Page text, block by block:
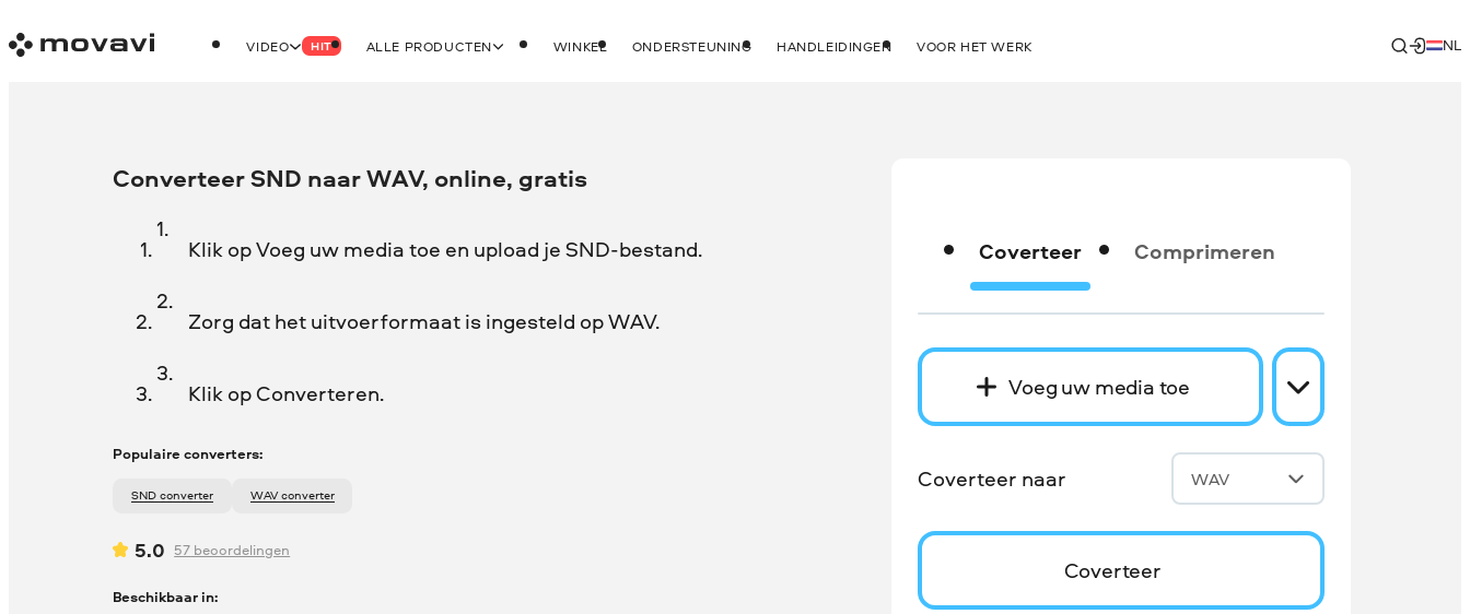
VIDEO HIT ALLE PRODUCTEN WINKEL ONDERSTEUNING HANDLEIDINGEN VOOR HET WERK NL
Converteer SND naar WAV, online, gratis
Klik op Voeg uw media toe en upload je SND-bestand.
Zorg dat het uitvoerformaat is ingesteld op WAV.
Klik op Converteren.
Populaire converters:
SND converter WAV converter
5.0 57 beoordelingen
Beschikbaar in:
Coverteer Comprimeren
Voeg uw media toe
Coverteer naar WAV
Coverteer